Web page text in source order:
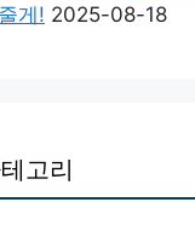
게! 2025-08-18
고리